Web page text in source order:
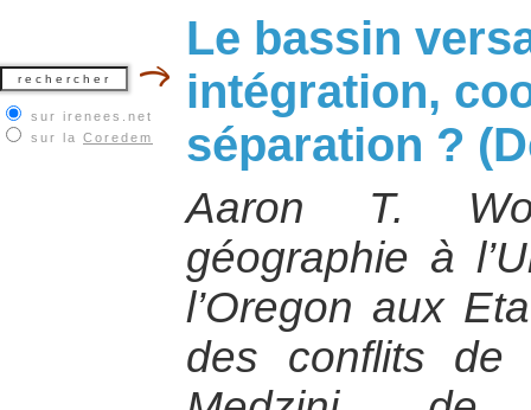
sur irenees.net
sur la Coredem
Le bassin
intégration,
séparation ?
Aaron T.
géographie à
l’Oregon aux
des conflits de